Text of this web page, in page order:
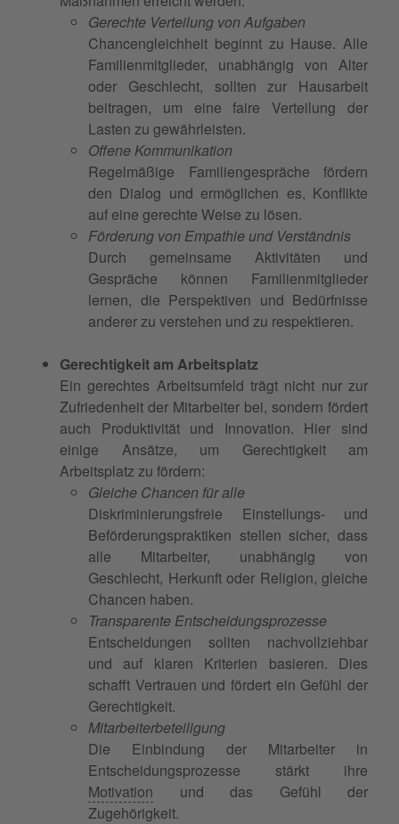
Gerechte Verteilung von Aufgaben
Chancengleichheit beginnt zu Hause. Alle
Familienmitglieder, unabhängig von Alter
oder Geschlecht, sollten zur Hausarbeit
beitragen, um eine faire Verteilung der
Lasten zu gewährleisten.
Offene Kommunikation
Regelmäßige Familiengespräche fördern
den Dialog und ermöglichen es, Konflikte
auf eine gerechte Weise zu lösen.
Förderung von Empathie und Verständnis
Durch gemeinsame Aktivitäten und
Gespräche können Familienmitglieder
lernen, die Perspektiven und Bedürfnisse
anderer zu verstehen und zu respektieren.
Gerechtigkeit am Arbeitsplatz
Ein gerechtes Arbeitsumfeld trägt nicht nur zur
Zufriedenheit der Mitarbeiter bei, sondern fördert
auch Produktivität und Innovation. Hier sind
einige Ansätze, um Gerechtigkeit am
Arbeitsplatz zu fördern:
Gleiche Chancen für alle
Diskriminierungsfreie Einstellungs- und
Beförderungspraktiken stellen sicher, dass
alle Mitarbeiter, unabhängig von
Geschlecht, Herkunft oder Religion, gleiche
Chancen haben.
Transparente Entscheidungsprozesse
Entscheidungen sollten nachvollziehbar
und auf klaren Kriterien basieren. Dies
schafft Vertrauen und fördert ein Gefühl der
Gerechtigkeit.
Mitarbeiterbeteiligung
Die Einbindung der Mitarbeiter in
Entscheidungsprozesse stärkt ihre
Motivation und das Gefühl der
Zugehörigkeit.